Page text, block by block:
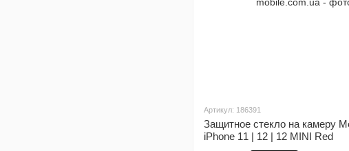
Артикул: 186391
Защитное стекло на камеру
iPhone 11 | 12 | 12 MINI Red